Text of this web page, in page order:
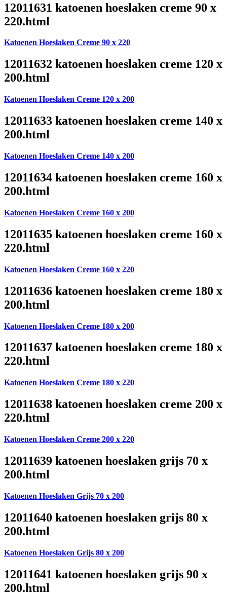
12011631 katoenen hoeslaken creme 90 x
220.html
Katoenen Hoeslaken Creme 90 x 220
12011632 katoenen hoeslaken creme 120 x
200.html
Katoenen Hoeslaken Creme 120 x 200
12011633 katoenen hoeslaken creme 140 x
200.html
Katoenen Hoeslaken Creme 140 x 200
12011634 katoenen hoeslaken creme 160 x
200.html
Katoenen Hoeslaken Creme 160 x 200
12011635 katoenen hoeslaken creme 160 x
220.html
Katoenen Hoeslaken Creme 160 x 220
12011636 katoenen hoeslaken creme 180 x
200.html
Katoenen Hoeslaken Creme 180 x 200
12011637 katoenen hoeslaken creme 180 x
220.html
Katoenen Hoeslaken Creme 180 x 220
12011638 katoenen hoeslaken creme 200 x
220.html
Katoenen Hoeslaken Creme 200 x 220
12011639 katoenen hoeslaken grijs 70 x
200.html
Katoenen Hoeslaken Grijs 70 x 200
12011640 katoenen hoeslaken grijs 80 x
200.html
Katoenen Hoeslaken Grijs 80 x 200
12011641 katoenen hoeslaken grijs 90 x
200.html